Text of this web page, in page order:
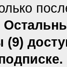
(9)